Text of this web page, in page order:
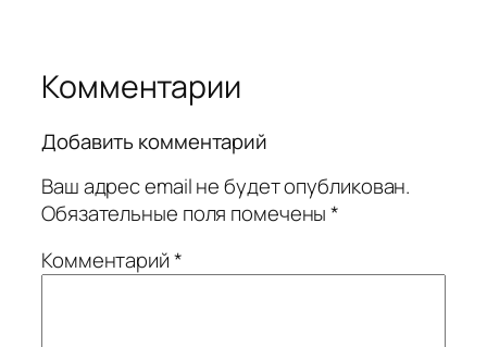
Комментарии
Добавить комментарий
Ваш адрес email не будет опубликован.
Обязательные поля помечены*
Комментарий*